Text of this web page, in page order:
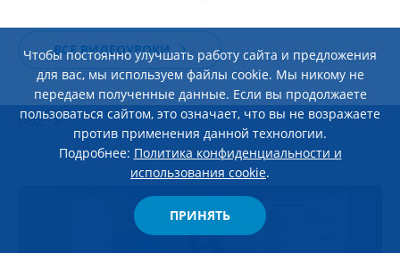
ВСЕ ВИДЕОУРОКИ
Чтобы постоянно улучшать работу сайта и предложения
для вас, мы используем файлы cookie. Мы никому не
передаем полученные данные. Если вы продолжаете
пользоваться сайтом, это означает, что вы не возражаете
против применения данной технологии.
Подробнее: Политика конфиденциальности и
использования cookie.
ПРИНЯТЬ
ЭКСПЛУАТАЦИЯ И УХОД 28 Мая 2026
Обзор морозильного ларя ATLANT М-8115-
002